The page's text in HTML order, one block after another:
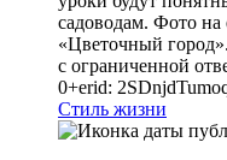
садоводам. Фото
«Цветочный
с ограниченной
0+erid:
Стиль жизни